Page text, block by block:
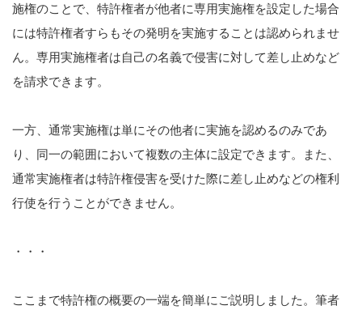
施権のことで、特許権者が他者に専用実施権を設定した場合
には特許権者すらもその発明を実施することは認められませ
ん。専用実施権者は自己の名義で侵害に対して差し止めなど
を請求できます。
一方、通常実施権は単にその他者に実施を認めるのみであ
り、同一の範囲において複数の主体に設定できます。また、
通常実施権者は特許権侵害を受けた際に差し止めなどの権利
行使を行うことができません。
・・・
ここまで特許権の概要の一端を簡単にご説明しました。筆者